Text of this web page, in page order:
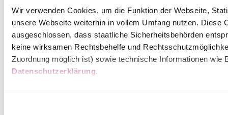
Wir verwenden Cookies, um die Funktion der Webseite,
unsere Webseite weiterhin in vollem Umfang nutzen.
ausgeschlossen, dass staatliche Sicherheitsbehörden
keine wirksamen Rechtsbehelfe und
Zuordnung möglich ist) sowie technische Informationen
Datenschutzerklärung.